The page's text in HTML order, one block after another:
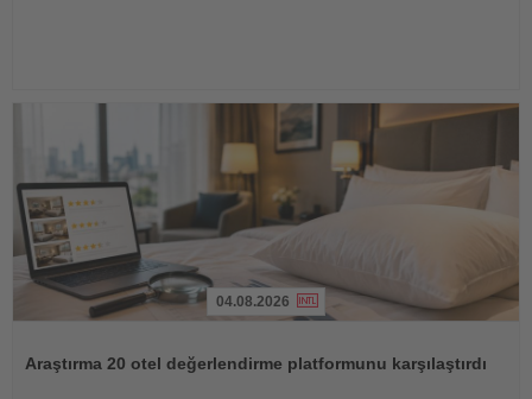
04.08.2026
Araştırma 20 otel değerlendirme platformunu karşılaştırdı